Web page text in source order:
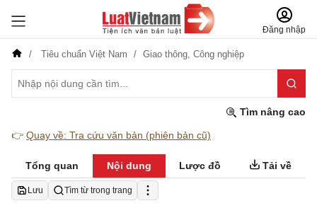
Đăng nhập
Tiêu chuẩn Việt Nam Giao thông, Công nghiệp
Tìm nâng cao
👉 Quay về: Tra cứu văn bản (phiên bản cũ)
Tổng quan Nội dung Lược đồ Tải về
Lưu Tìm từ trong trang